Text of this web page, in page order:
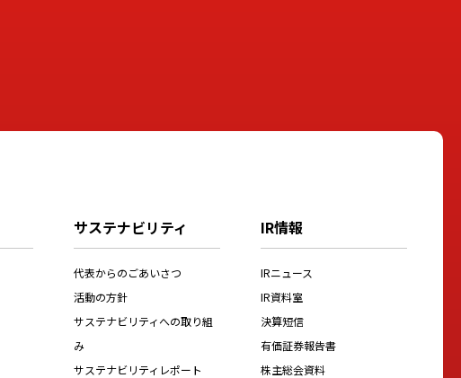
サステナビリティ
代表からのごあいさつ
活動の方針
サステナビリティへの取り組
み
サステナビリティレポート
IR情報
IRニュース
IR資料室
決算短信
有価証券報告書
株主総会資料